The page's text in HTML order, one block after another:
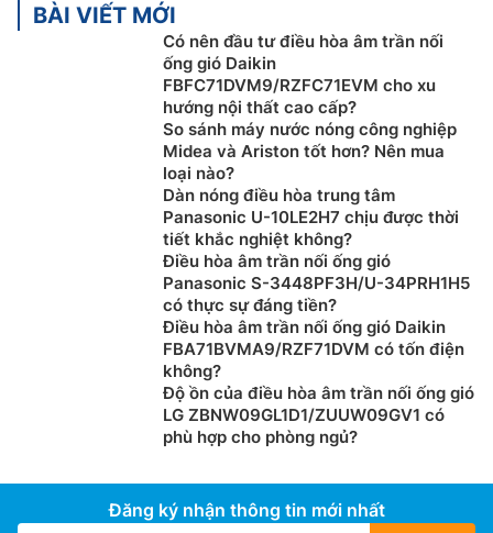
BÀI VIẾT MỚI
Có nên đầu tư điều hòa âm trần nối
ống gió Daikin
FBFC71DVM9/RZFC71EVM cho xu
hướng nội thất cao cấp?
So sánh máy nước nóng công nghiệp
Midea và Ariston tốt hơn? Nên mua
loại nào?
Dàn nóng điều hòa trung tâm
Panasonic U-10LE2H7 chịu được thời
tiết khắc nghiệt không?
Điều hòa âm trần nối ống gió
Panasonic S-3448PF3H/U-34PRH1H5
có thực sự đáng tiền?
Điều hòa âm trần nối ống gió Daikin
FBA71BVMA9/RZF71DVM có tốn điện
không?
Độ ồn của điều hòa âm trần nối ống gió
LG ZBNW09GL1D1/ZUUW09GV1 có
phù hợp cho phòng ngủ?
Đăng ký nhận thông tin mới nhất